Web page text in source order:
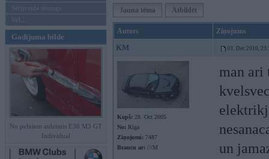
Sērijveida tūnings
Vel...
Gadījuma bilde
No pelniem atdzimis E36 M3 GT
Individual
Jauna tēma Atbildēt
Autors Ziņojums
KM 01. Dec 2010,
Kopš: 28. Oct 2005
No: Rīga
Ziņojumi: 7487
Braucu ar: ///M
man ari
un